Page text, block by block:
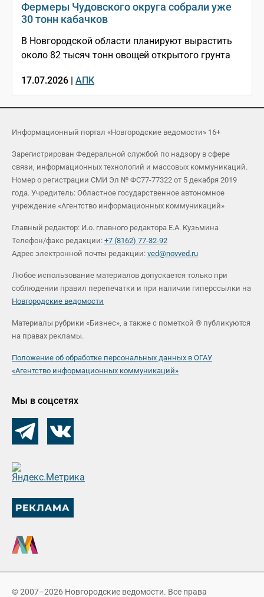
Фермеры Чудовского округа собрали уже
30 тонн кабачков
В Новгородской области планируют вырастить
около 82 тысяч тонн овощей открытого грунта
17.07.2026 | АПК
Информационный портал «Новгородские ведомости» 16+
Зарегистрирован Федеральной службой по надзору в сфере
связи, информационных технологий и массовых коммуникаций.
Номер о регистрации СМИ Эл № ФС77-77322 от 5 декабря 2019
года. Учредитель: Областное государственное автономное
учреждение «Агентство информационных коммуникаций»
Главный редактор: И.о. главного редактора Е.А. Кузьмина
Телефон/факс редакции: +7 (8162) 77-32-92
Адрес электронной почты редакции: ved@novved.ru
Любое использование материалов допускается только при
соблюдении правил перепечатки и при наличии гиперссылки на
Новгородские ведомости
Материалы рубрики «Бизнес», а также с пометкой ® публикуются
на правах рекламы.
Положение об обработке персональных данных в ОГАУ
«Агентство информационных коммуникаций»
Мы в соцсетях
© 2007–2026 Новгородские ведомости. Все права